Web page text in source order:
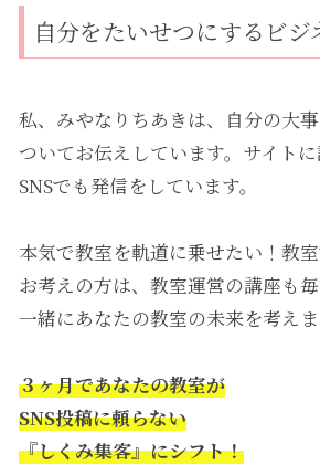
自分をたいせつにするビジ
私、みやなりちあきは、自分の大
ついてお伝えしています。サイトに
SNSでも発信をしています。
本気で教室を軌道に乗せたい！教
お考えの方は、教室運営の講座も毎
一緒にあなたの教室の未来を考えま
３ヶ月であなたの教室が
SNS投稿に頼らない
『しくみ集客』にシフト！